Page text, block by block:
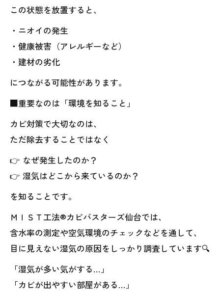
この状態を放置すると、
・ニオイの発生
・健康被害（アレルギーなど）
・建材の劣化
につながる可能性があります。
■重要なのは「環境を知ること」
カビ対策で大切なのは、
ただ除去することではなく
👉 なぜ発生したのか？
👉 湿気はどこから来ているのか？
を知ることです。
ＭＩＳＴ工法®カビバスターズ仙台では、
含水率の測定や空気環境のチェックなどを通して、
目に見えない湿気の原因をしっかり調査しています🔍
「湿気が多い気がする…」
「カビが出やすい部屋がある…」